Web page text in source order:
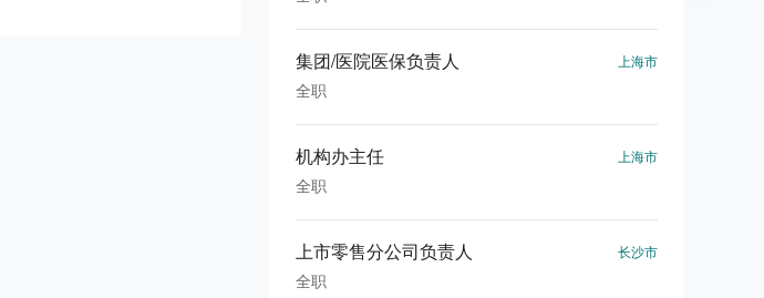
集团/医院医保负责人
全职
上海市
机构办主任
全职
上海市
上市零售分公司负责人
全职
长沙市